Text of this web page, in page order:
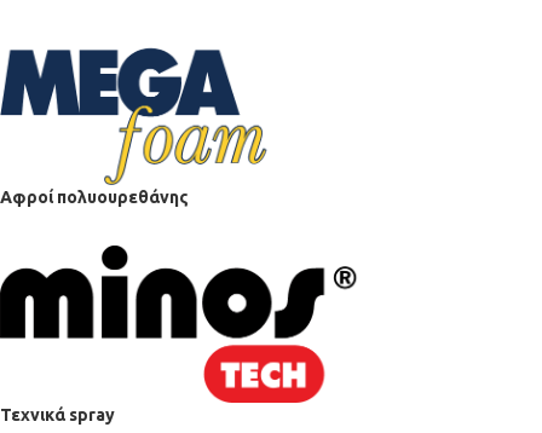
Αφροί πολυουρεθάνης
Τεχνικά spray